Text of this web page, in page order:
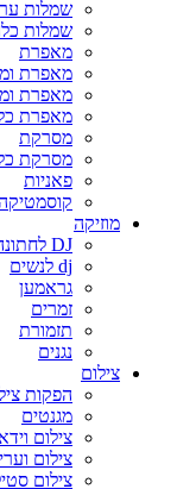
שמלות
שמלות
מאפרת
מאפרת
מאפרת
מאפרת
מסרקת
מסרקת
פאניות
מוזיקה
DJ לחתונה
dj לנשים
גראמען
זמרים
תזמורת
נגנים
צילום
הפקות
מגנטים
צילום
צילום
צילום